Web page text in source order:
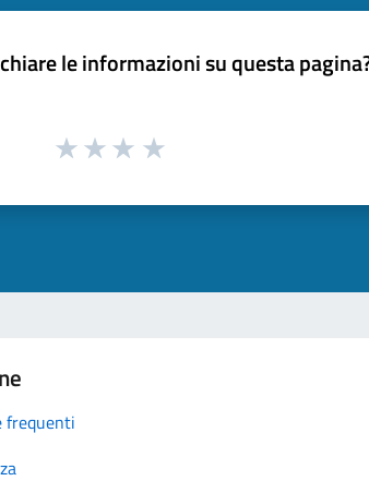
le informazioni su questa
frequenti